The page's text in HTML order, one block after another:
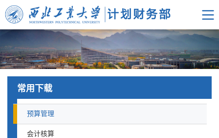
常用下载
预算管理
会计核算